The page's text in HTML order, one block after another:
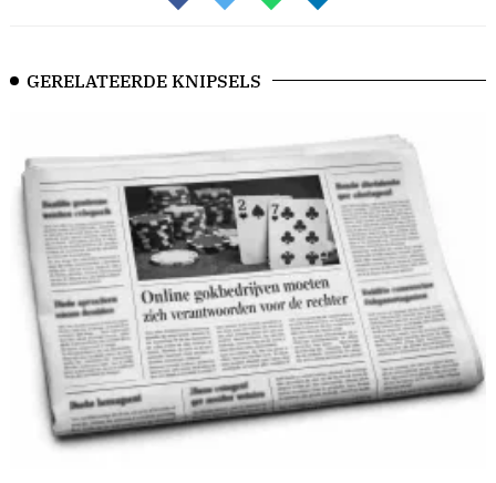
GERELATEERDE KNIPSELS